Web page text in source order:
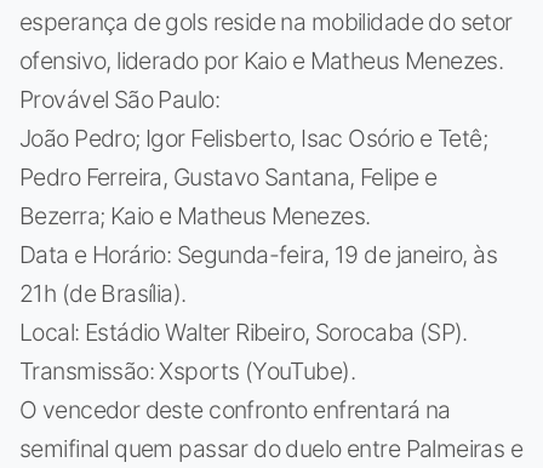
esperança de gols reside na mobilidade do setor
ofensivo, liderado por Kaio e Matheus Menezes.
Provável São Paulo:
João Pedro; Igor Felisberto, Isac Osório e Tetê;
Pedro Ferreira, Gustavo Santana, Felipe e
Bezerra; Kaio e Matheus Menezes.
Data e Horário: Segunda-feira, 19 de janeiro, às
21h (de Brasília).
Local: Estádio Walter Ribeiro, Sorocaba (SP).
Transmissão: Xsports (YouTube).
O vencedor deste confronto enfrentará na
semifinal quem passar do duelo entre Palmeiras e